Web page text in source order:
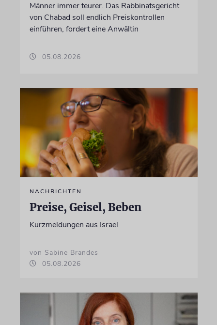
Männer immer teurer. Das Rabbinatsgericht
von Chabad soll endlich Preiskontrollen
einführen, fordert eine Anwältin
05.08.2026
NACHRICHTEN
Preise, Geisel, Beben
Kurzmeldungen aus Israel
von Sabine Brandes
05.08.2026